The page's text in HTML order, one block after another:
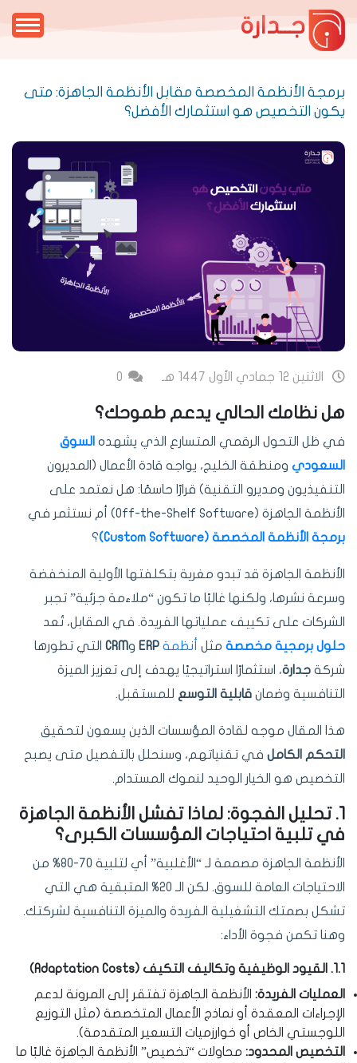
جــدارة
برمجة الأنظمة المخصصة مقابل الأنظمة الجاهزة: متى
يكون التخصيص هو استثمارك الأفضل؟
الاثنين 12 جمادي الأول 1447 هـ 0
هل نظامك الحالي يدعم طموحك؟
في ظل التحول الرقمي المتسارع الذي يشهده السوق
السعودي ومنطقة الخليج، يواجه قادة الأعمال (المديرون
التنفيذيون ومديرو التقنية) قرارًا حاسمًا: هل نعتمد على
الأنظمة الجاهزة (Off-the-Shelf Software) أم نستثمر في
برمجة الأنظمة المخصصة (Custom Software)
؟
الأنظمة الجاهزة قد تبدو مغرية بتكلفتها الأولية المنخفضة
وسرعة نشرها، ولكنها غالبًا ما تكون “ملاءمة جزئية” تجبر
الشركات على تكييف عملياتها الفريدة. في المقابل، تُعد
حلول برمجية مخصصة مثل أنظمة ERP وCRM التي تطورها
شركة جدارة، استثمارًا استراتيجيًا يهدف إلى تعزيز الميزة
التنافسية وضمان قابلية التوسع للمستقبل.
هذا المقال موجه لقادة المؤسسات الذين يسعون لتحقيق
التحكم الكامل في تقنياتهم، وسنحلل بالتفصيل متى يصبح
التخصيص هو الخيار الوحيد لنموك المستدام.
1. تحليل الفجوة: لماذا تفشل الأنظمة الجاهزة
في تلبية احتياجات المؤسسات الكبرى؟
الأنظمة الجاهزة مصممة لـ “الأغلبية” أي لتلبية 70-80% من
الاحتياجات العامة للسوق. لكن الـ 20% المتبقية هي التي
تشكل بصمتك التشغيلية الفريدة والميزة التنافسية لشركتك.
وهنا تكمن فجوة الأداء:
1.1. القيود الوظيفية وتكاليف التكيف (Adaptation Costs)
العمليات الفريدة: الأنظمة الجاهزة تفتقر إلى المرونة لدعم
الإجراءات المعقدة أو نماذج الأعمال المتخصصة (مثل التوزيع
اللوجستي الخاص أو خوارزميات التسعير المتقدمة).
التخصيص المحدود: محاولات “تخصيص” الأنظمة الجاهزة غالبًا ما